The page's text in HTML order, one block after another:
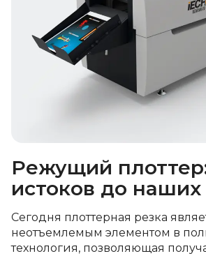
Режущий
истоков до
Сегодня плоттерная резка
неотъемлемым элементом в
технология, позволяющая